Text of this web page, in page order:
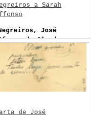
a Sarah
José
de Almada
de José